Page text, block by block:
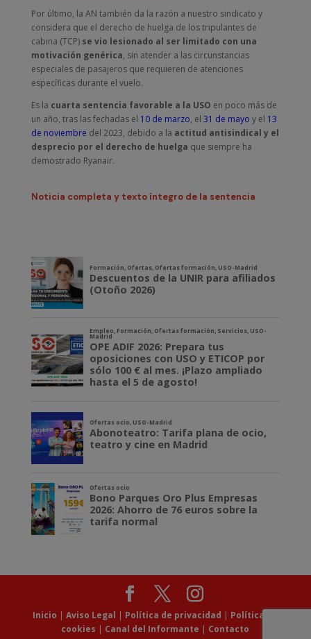
Por último, la AN también da la razón a nuestro sindicato y
considera que el derecho de huelga de los tripulantes de
cabina (TCP) se vio lesionado al ser limitado con una
motivación genérica, sin atender a las circunstancias
especiales de pasajeros que requieren de atenciones
específicas durante el vuelo.
Es la cuarta sentencia favorable a la USO en poco más de
un año, tras las fechadas el 10 de marzo, el 31 de mayo y el 13
de noviembre del 2023, debido a la actitud antisindical y el
desprecio por el derecho de huelga que siempre ha
demostrado Ryanair.
Noticia completa y texto íntegro de la sentencia
Inicio |Aviso Legal | Política de privacidad | Política de
cookies | Canal del Informante | Contacto